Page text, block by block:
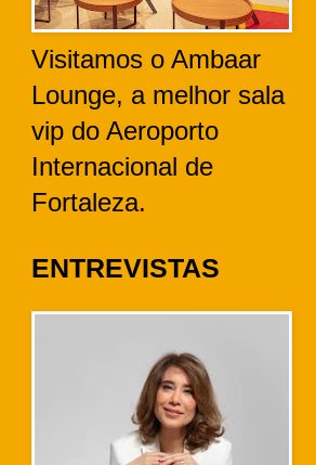
Visitamos o Ambaar
Lounge, a melhor sala
vip do Aeroporto
Internacional de
Fortaleza.
ENTREVISTAS